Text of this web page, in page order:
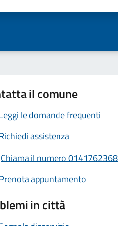
il comune
Leggi le domande frequenti
Richiedi assistenza
Chiama il numero 0141762368
Prenota appuntamento
in città